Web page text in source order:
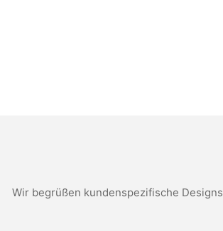
Wir begrüßen kundenspezifische